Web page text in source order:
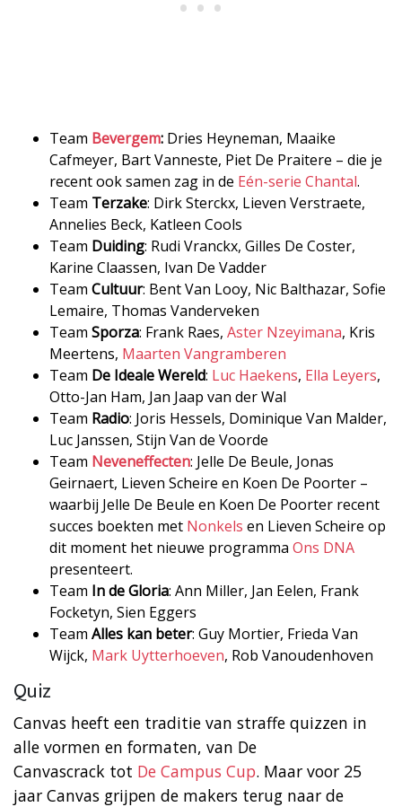
Team Bevergem: Dries Heyneman, Maaike
Cafmeyer, Bart Vanneste, Piet De Praitere – die je
recent ook samen zag in de Eén-serie Chantal.
Team Terzake: Dirk Sterckx, Lieven Verstraete,
Annelies Beck, Katleen Cools
Team Duiding: Rudi Vranckx, Gilles De Coster,
Karine Claassen, Ivan De Vadder
Team Cultuur: Bent Van Looy, Nic Balthazar, Sofie
Lemaire, Thomas Vanderveken
Team Sporza: Frank Raes, Aster Nzeyimana, Kris
Meertens, Maarten Vangramberen
Team De Ideale Wereld: Luc Haekens, Ella Leyers,
Otto-Jan Ham, Jan Jaap van der Wal
Team Radio: Joris Hessels, Dominique Van Malder,
Luc Janssen, Stijn Van de Voorde
Team Neveneffecten: Jelle De Beule, Jonas
Geirnaert, Lieven Scheire en Koen De Poorter –
waarbij Jelle De Beule en Koen De Poorter recent
succes boekten met Nonkels en Lieven Scheire op
dit moment het nieuwe programma Ons DNA
presenteert.
Team In de Gloria: Ann Miller, Jan Eelen, Frank
Focketyn, Sien Eggers
Team Alles kan beter: Guy Mortier, Frieda Van
Wijck, Mark Uytterhoeven, Rob Vanoudenhoven
Quiz
Canvas heeft een traditie van straffe quizzen in
alle vormen en formaten, van De
Canvascrack tot De Campus Cup. Maar voor 25
jaar Canvas grijpen de makers terug naar de